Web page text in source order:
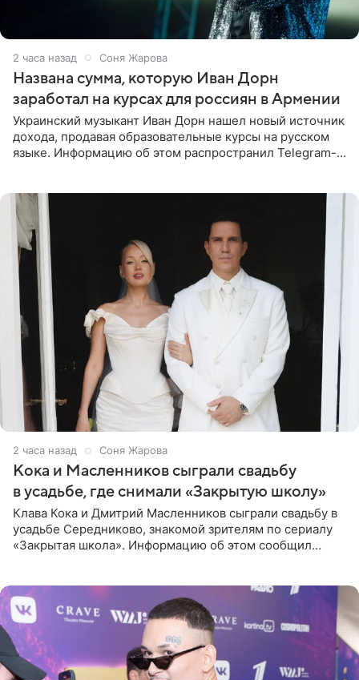
2 часа назад Соня Жарова
Названа сумма, которую Иван Дорн
заработал на курсах для россиян в Армении
Украинский музыкант Иван Дорн нашел новый источник
дохода, продавая образовательные курсы на русском
языке. Информацию об этом распространил Telegram-
2 часа назад Соня Жарова
Кока и Масленников сыграли свадьбу
в усадьбе, где снимали «Закрытую школу»
Клава Кока и Дмитрий Масленников сыграли свадьбу в
усадьбе Середниково, знакомой зрителям по сериалу
«Закрытая школа». Информацию об этом сообщил